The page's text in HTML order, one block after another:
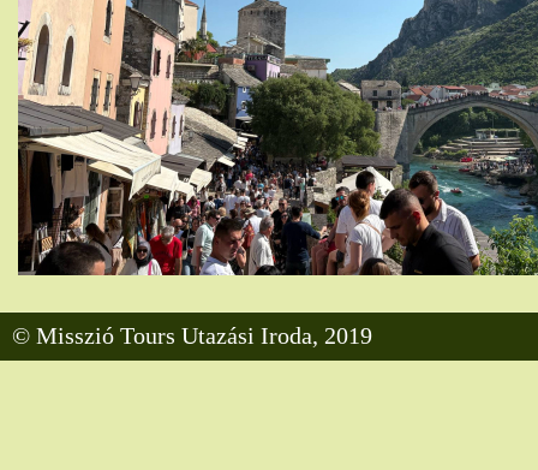
© Misszió Tours Utazási Iroda, 2019